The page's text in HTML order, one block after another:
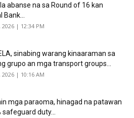
abanse na sa Round of 16 kan
2026 | 12:34 PM
sinabing warang kinaaraman sa
grupo an mga transport groups...
2026 | 10:16 AM
mga paraoma, hinagad na patawan
safeguard duty...